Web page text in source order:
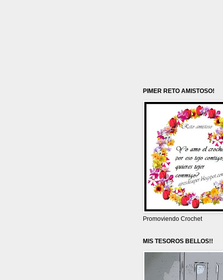
PIMER RETO AMISTOSO!
Promoviendo Crochet
MIS TESOROS BELLOS!!